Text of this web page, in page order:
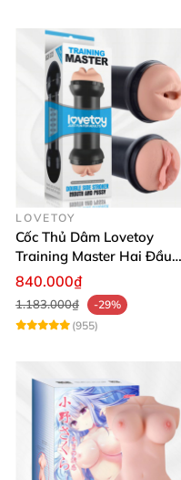
LOVETOY
Cốc Thủ Dâm Lovetoy
Training Master Hai Đầu
Siêu Thật, Tăng Khoái Cảm
840.000₫
1.183.000₫
-29%
(955)